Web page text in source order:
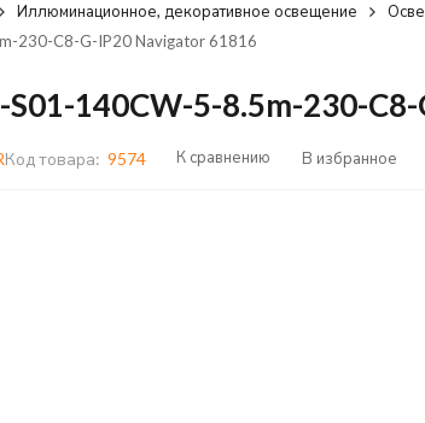
Иллюминационное, декоративное освещение
230-C8-G-IP20 Navigator 61816
S01-140CW-5-8.5m-230-
Код товара: 9574 К сравнению В избранное